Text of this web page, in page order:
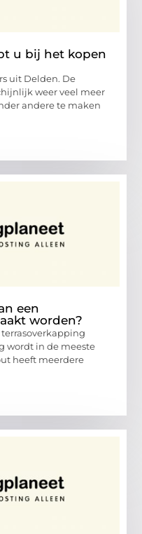
u bij het kopen
uit Delden. De
weer veel meer
andere te maken
een
worden?
wordt in de meeste
heeft meerdere